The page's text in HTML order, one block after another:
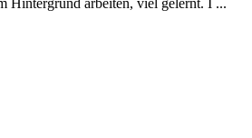
Hintergrund arbeiten, viel gelernt. I ...